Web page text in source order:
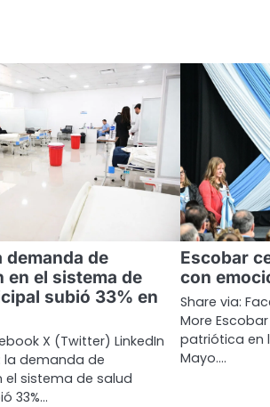
demanda de
en el sistema de
subió 33% en
X (Twitter) LinkedIn
la demanda de
el sistema de salud
33%…
Escobar
con
Share via:
More
patriótica en
Mayo.…